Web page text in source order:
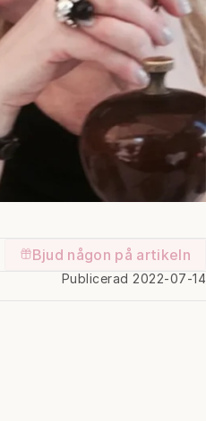
Bjud någon på artikeln
Publicerad 2022-07-14